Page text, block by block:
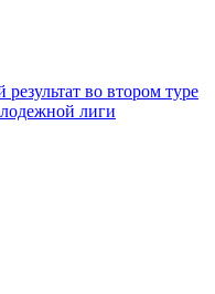
во втором туре
лиги